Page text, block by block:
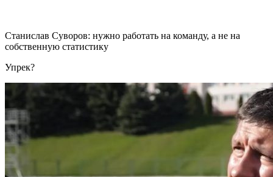
Станислав Суворов: нужно работать на команду, а не на
собственную статистику
Упрек?